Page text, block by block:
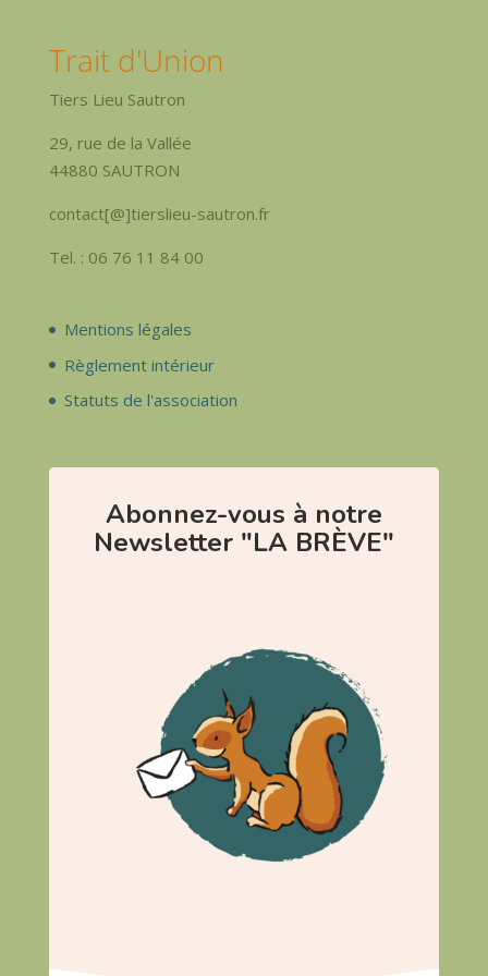
Trait d'Union
Tiers Lieu Sautron
29, rue de la Vallée
44880 SAUTRON
contact[@]tierslieu-sautron.fr
Tel. : 06 76 11 84 00
Mentions légales
Règlement intérieur
Statuts de l'association
Abonnez-vous à notre
Newsletter "LA BRÈVE"